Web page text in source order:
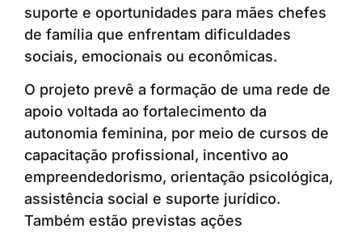
suporte e oportunidades para mães chefes
de família que enfrentam dificuldades
sociais, emocionais ou econômicas.
O projeto prevê a formação de uma rede de
apoio voltada ao fortalecimento da
autonomia feminina, por meio de cursos de
capacitação profissional, incentivo ao
empreendedorismo, orientação psicológica,
assistência social e suporte jurídico.
Também estão previstas ações